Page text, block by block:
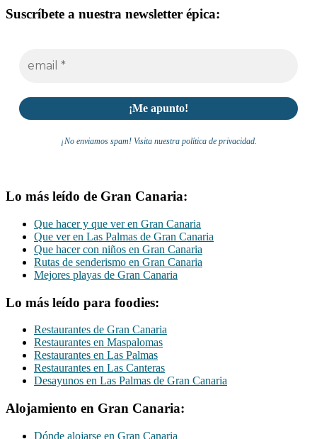
Suscríbete a nuestra newsletter épica:
¡No enviamos spam! Visita nuestra política de privacidad.
Lo más leído de Gran Canaria:
Que hacer y que ver en Gran Canaria
Que ver en Las Palmas de Gran Canaria
Que hacer con niños en Gran Canaria
Rutas de senderismo en Gran Canaria
Mejores playas de Gran Canaria
Lo más leído para foodies:
Restaurantes de Gran Canaria
Restaurantes en Maspalomas
Restaurantes en Las Palmas
Restaurantes en Las Canteras
Desayunos en Las Palmas de Gran Canaria
Alojamiento en Gran Canaria:
Dónde alojarse en Gran Canaria